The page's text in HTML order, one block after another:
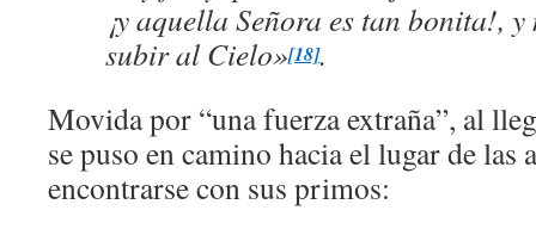
¡y aquella Señora es tan bonita!,
subir al Cielo»[18].
Movida por “una fuerza extraña”, al
se puso en camino hacia el lugar de las
encontrarse con sus primos: